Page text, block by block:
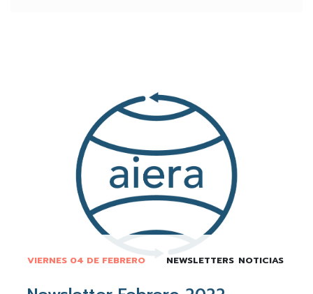
VIERNES 04 DE FEBRERO NEWSLETTERS NOTICIAS